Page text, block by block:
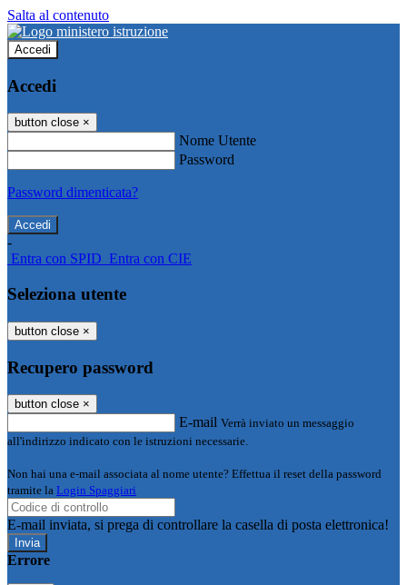
Salta al contenuto
Accedi
Accedi
button close ×
Nome Utente
Password
Password dimenticata?
-
Entra con SPID Entra con CIE
Seleziona utente
button close ×
Recupero password
button close ×
E-mail Verrà inviato un messaggio
all'indirizzo indicato con le istruzioni necessarie.
Non hai una e-mail associata al nome utente? Effettua il reset della password
tramite la Login Spaggiari
E-mail inviata, si prega di controllare la casella di posta elettronica!
Errore